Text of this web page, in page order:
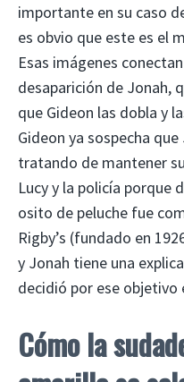
importante en su caso
es obvio que este es el
Esas imágenes
desaparición de Jonah,
que Gideon las dobla y
Gideon ya sospecha
tratando de mantener
Lucy y la policía porque
osito de peluche fue
Rigby’s (fundado en
y Jonah tiene una
decidió por ese objetivo
Cómo la